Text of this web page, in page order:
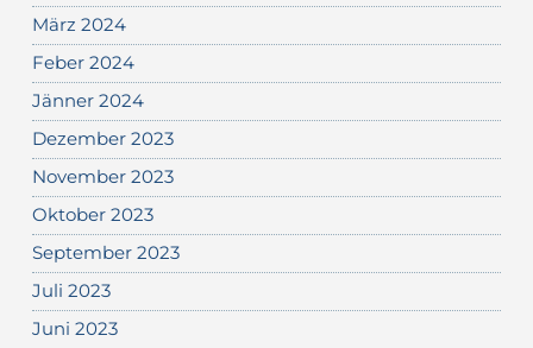
März 2024
Feber 2024
Jänner 2024
Dezember 2023
November 2023
Oktober 2023
September 2023
Juli 2023
Juni 2023